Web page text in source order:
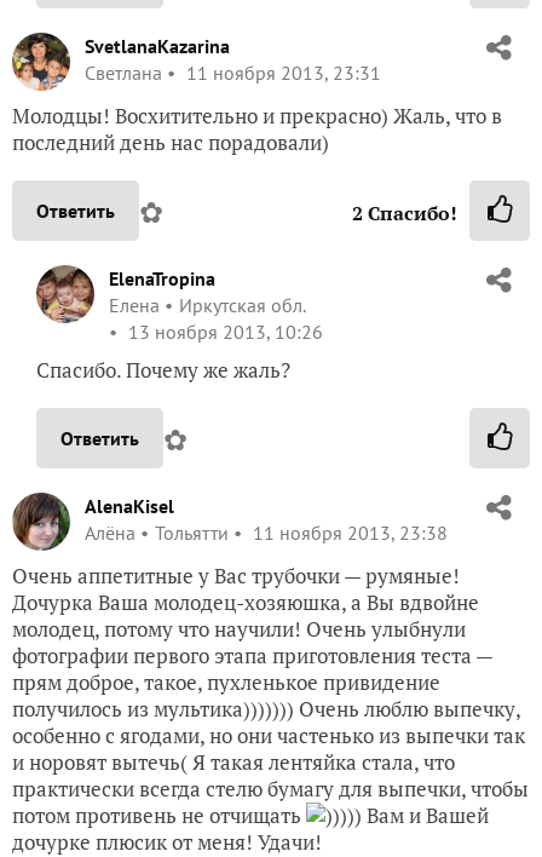
SvetlanaKazarina
Светлана
11 ноября 2013, 23:31
Молодцы! Восхитительно и прекрасно) Жаль, что в
последний день нас порадовали)
Ответить ✿ 2 Спасибо!
ElenaTropina
Елена
Иркутская обл.
13 ноября 2013, 10:26
Спасибо. Почему же жаль?
Ответить ✿
AlenaKisel
Алёна
Тольятти 11 ноября 2013, 23:38
Очень аппетитные у Вас трубочки — румяные!
Дочурка Ваша молодец-хозяюшка, а Вы вдвойне
молодец, потому что научили! Очень улыбнули
фотографии первого этапа приготовления теста —
прям доброе, такое, пухленькое привидение
получилось из мультика))))))) Очень люблю выпечку,
особенно с ягодами, но они частенько из выпечки так
и норовят вытечь( Я такая лентяйка стала, что
практически всегда стелю бумагу для выпечки, чтобы
потом противень не отчищать
))))) Вам и Вашей
дочурке плюсик от меня! Удачи!